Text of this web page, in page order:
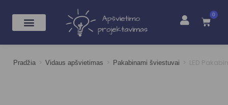
0
Pradžia > Vidaus apšvietimas > Pakabinami šviestuvai > LED